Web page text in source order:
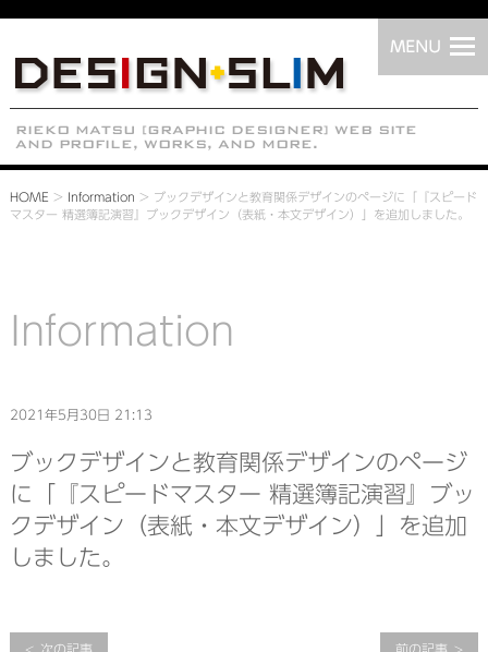
HOME > Information > ブックデザインと教育関係デザインのページに「『スピード
マスター 精選簿記演習』ブックデザイン（表紙・本文デザイン）」を追加しました。
Information
2021年5月30日 21:13
ブックデザインと教育関係デザインのページ
に「『スピードマスター 精選簿記演習』ブッ
クデザイン（表紙・本文デザイン）」を追加
しました。
次の記事 前の記事